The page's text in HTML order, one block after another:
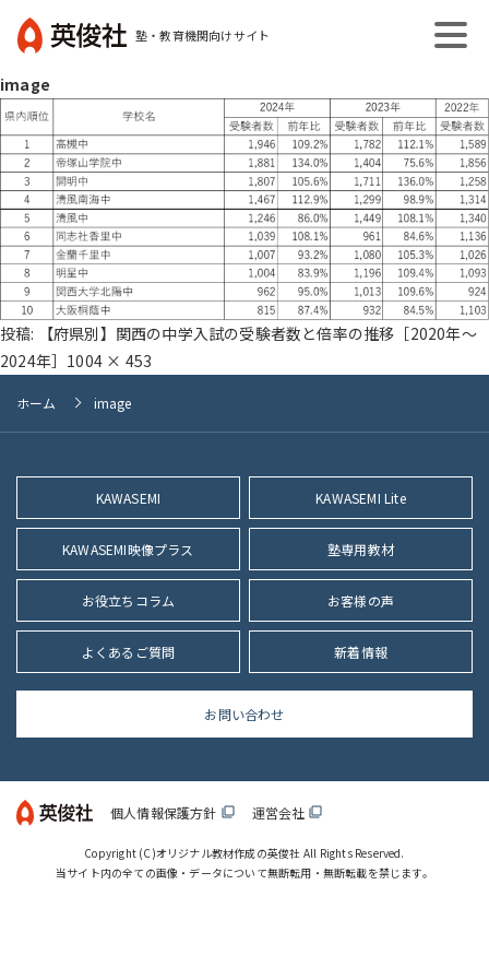
ン
ツ
へ
ス
キ
ッ
プ
塾・教育機関向けサイト
俊
社
image
投稿:
【府県別】関西の中学入試の受験者数と倍率の推移［2020年～
2024年］ フ
サ
1004 × 453
ホーム image
KAWASEMI KAWASEMI Lite
KAWASEMI映像プラス 塾専用教材
お役立ちコラム お客様の声
よくあるご質問 新着情報
お問い合わせ
個人情報保護方針 filter_none 運営会社 filter_none
Copyright (C)オリジナル教材作成の英俊社 All Rights Reserved.
当サイト内の全ての画像・データについて無断転用・無断転載を禁じます。